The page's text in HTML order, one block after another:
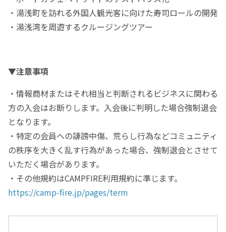
・湯浅町を訪れる外国人観光客に向けた寿司ロールの開発
・湯浅湾を周遊するクルージングツアー
▼注意事項
・情報商材またはそれ相当と判断されるビジネスに関わる
方の入会はお断りします。入会後に判明した場合強制退会
となります。
・特定の会員への誹謗中傷、荒らし行為などコミュニティ
の秩序を大きく乱す行為があった場合、強制退会とさせて
いただく場合があります。
・その他規約はCAMPFIRE利用規約に準じます。
https://camp-fire.jp/pages/term